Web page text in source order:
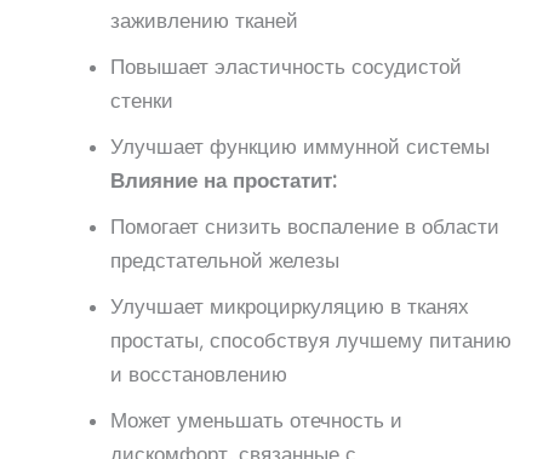
заживлению тканей
Повышает эластичность сосудистой
стенки
Улучшает функцию иммунной системы
Влияние на простатит:
Помогает снизить воспаление в области
предстательной железы
Улучшает микроциркуляцию в тканях
простаты, способствуя лучшему питанию
и восстановлению
Может уменьшать отечность и
дискомфорт, связанные с